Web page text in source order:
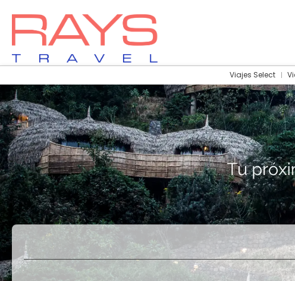
Viajes Select
Vuelos + Vuelos + Hotel Hotel